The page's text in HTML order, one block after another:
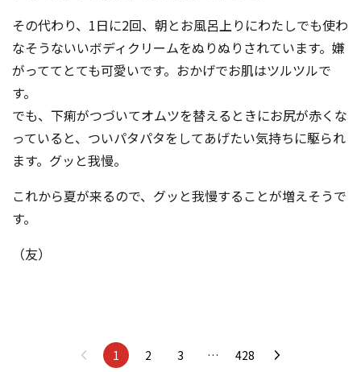
その代わり、1日に2回、朝とお風呂上りにわたしでも使わ
なそうないいボディクリームをぬりぬりされています。嫌
がっててとても可愛いです。おかげでお肌はツルツルで
す。
でも、下痢がつづいてオムツを替えるときにお尻が赤くな
っていると、ついパタパタをしてあげたい気持ちに駆られ
ます。グッと我慢。
これから夏が来るので、グッと我慢することが増えそうで
す。
（友）
1 2 3 … 428